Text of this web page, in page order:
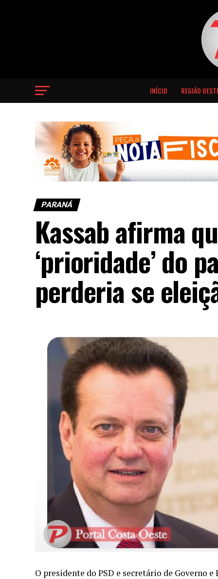
INÍCIO REGIÃO
PARANÁ
Kassab afirma
‘prioridade’ do
perderia se
O presidente do PSD e secretário de Governo